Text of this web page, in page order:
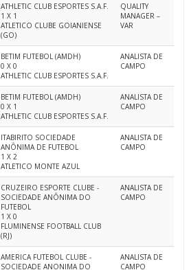
ATHLETIC CLUB ESPORTES S.A.F.
1 X 1
ATLETICO CLUBE GOIANIENSE
(GO)
QUALITY
MANAGER –
VAR
BETIM FUTEBOL (AMDH)
0 X 0
ATHLETIC CLUB ESPORTES S.A.F.
ANALISTA DE
CAMPO
BETIM FUTEBOL (AMDH)
0 X 1
ATHLETIC CLUB ESPORTES S.A.F.
ANALISTA DE
CAMPO
ITABIRITO SOCIEDADE
ANÔNIMA DE FUTEBOL
1 X 2
ATLETICO MONTE AZUL
ANALISTA DE
CAMPO
CRUZEIRO ESPORTE CLUBE -
SOCIEDADE ANÔNIMA DO
FUTEBOL
1 X 0
FLUMINENSE FOOTBALL CLUB
(RJ)
ANALISTA DE
CAMPO
AMERICA FUTEBOL CLUBE -
SOCIEDADE ANONIMA DO
ANALISTA DE
CAMPO